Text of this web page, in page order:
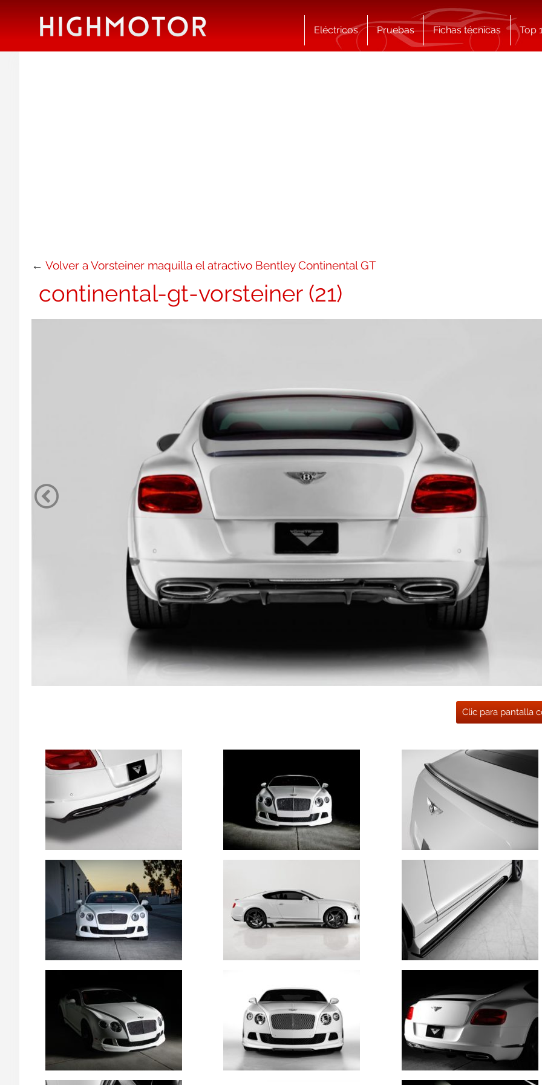
Eléctricos Pruebas Fichas técnicas Top
← Volver a Vorsteiner maquilla el atractivo Bentley Continental GT
continental-gt-vorsteiner (21)
Clic para pantalla